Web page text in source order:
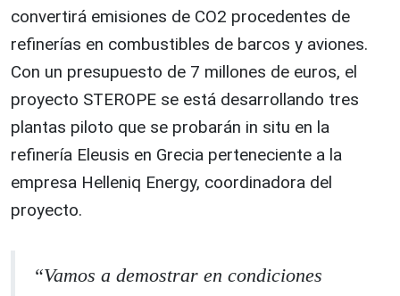
convertirá emisiones de CO2 procedentes de
refinerías en combustibles de barcos y aviones.
Con un presupuesto de 7 millones de euros, el
proyecto STEROPE se está desarrollando tres
plantas piloto que se probarán in situ en la
refinería Eleusis en Grecia perteneciente a la
empresa Helleniq Energy, coordinadora del
proyecto.
“Vamos a demostrar en condiciones